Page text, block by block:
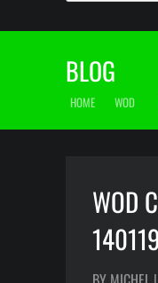
BLOG
HOME WOD
WOD
140119